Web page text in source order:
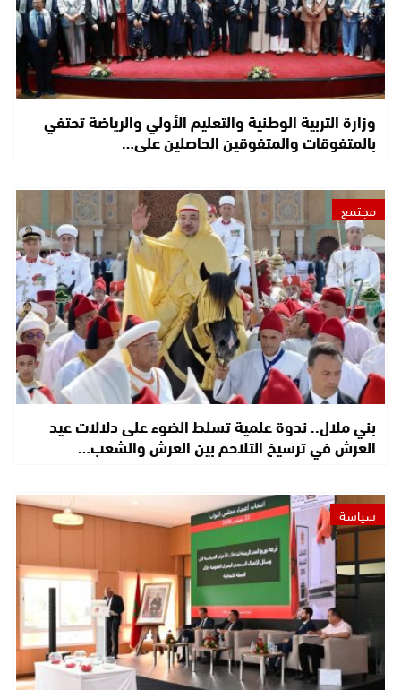
وزارة التربية الوطنية والتعليم الأولي والرياضة تحتفي
بالمتفوقات والمتفوقين الحاصلين على…
مجتمع
بني ملال.. ندوة علمية تسلط الضوء على دلالات عيد
العرش في ترسيخ التلاحم بين العرش والشعب…
سياسة